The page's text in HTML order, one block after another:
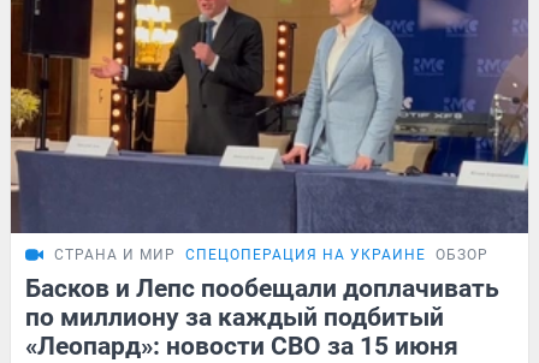
СТРАНА И МИР СПЕЦОПЕРАЦИЯ НА УКРАИНЕ ОБЗОР
Басков и Лепс пообещали доплачивать
по миллиону за каждый подбитый
«Леопард»: новости СВО за 15 июня